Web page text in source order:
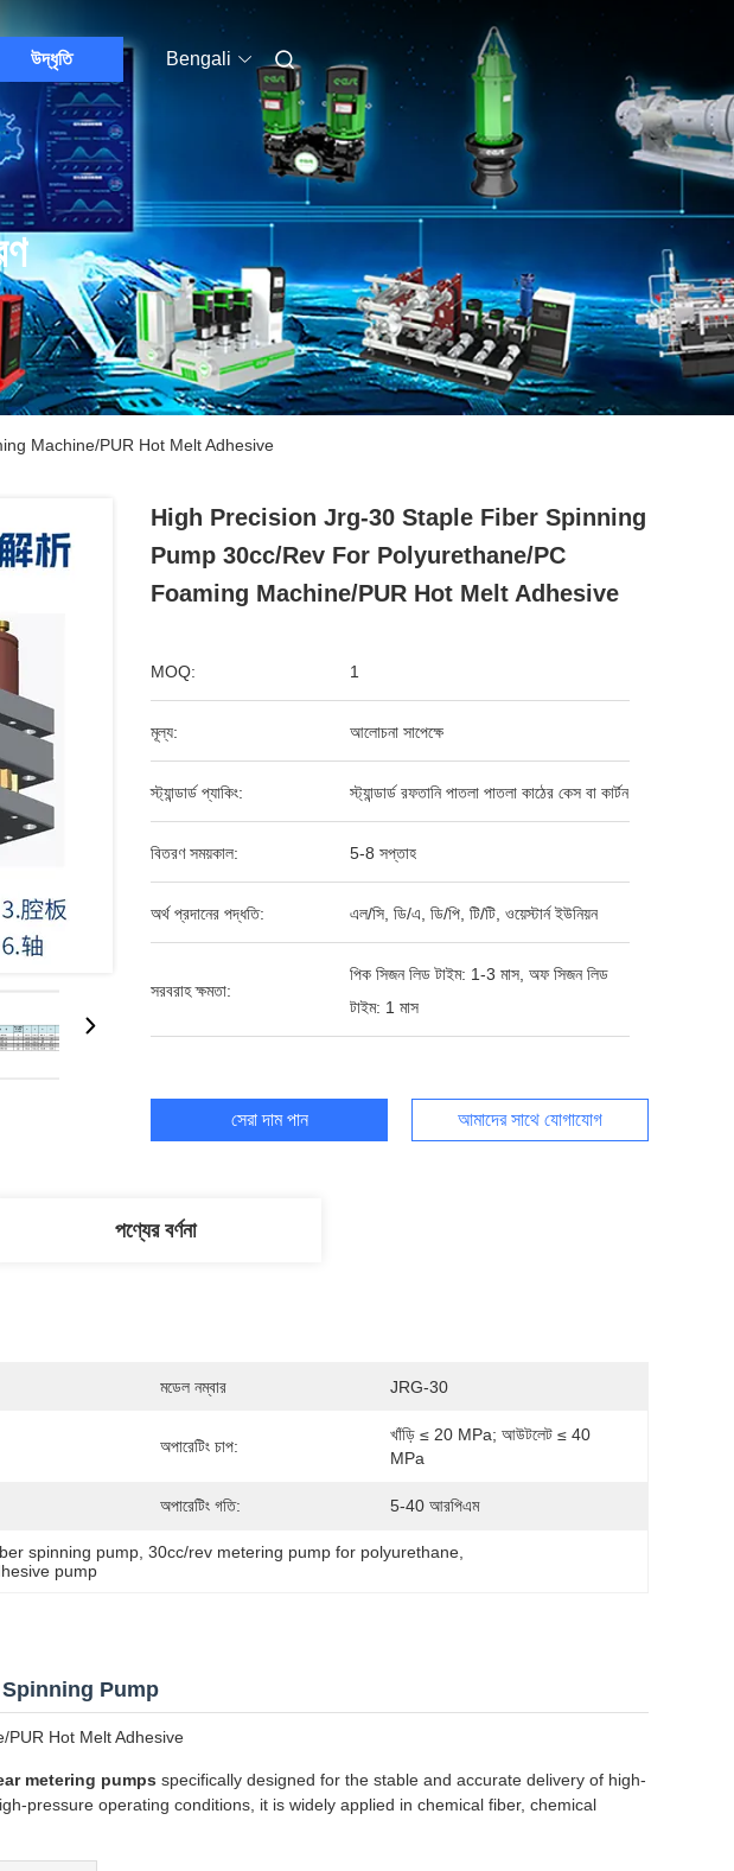
উদ্ধৃতি Bengali
Machine/PUR Hot Melt Adhesive
High Precision Jrg-30 Staple Fiber Spinning
Pump 30cc/Rev For Polyurethane/PC
Foaming Machine/PUR Hot Melt Adhesive
MOQ: 1
মূল্য: আলোচনা সাপেক্ষে
স্ট্যান্ডার্ড প্যাকিং: স্ট্যান্ডার্ড রফতানি পাতলা পাতলা কাঠের কেস বা কার্টন
বিতরণ সময়কাল: 5-8 সপ্তাহ
অর্থ প্রদানের পদ্ধতি: এল/সি, ডি/এ, ডি/পি, টি/টি, ওয়েস্টার্ন ইউনিয়ন
সরবরাহ ক্ষমতা:
পিক সিজন লিড টাইম: 1-3 মাস, অফ সিজন লিড
টাইম: 1 মাস
সেরা দাম পান আমাদের সাথে যোগাযোগ
পণ্যের বর্ণনা
মডেল নম্বার JRG-30
অপারেটিং চাপ:
খাঁড়ি ≤ 20 MPa; আউটলেট ≤ 40
MPa
অপারেটিং গতি: 5-40 আরপিএম
spinning pump , 30cc/rev metering pump for polyurethane
pump
Pump
PUR Hot Melt Adhesive
metering pumps specifically designed for the stable and accurate delivery of high-
pressure operating conditions, it is widely applied in chemical fiber, chemical